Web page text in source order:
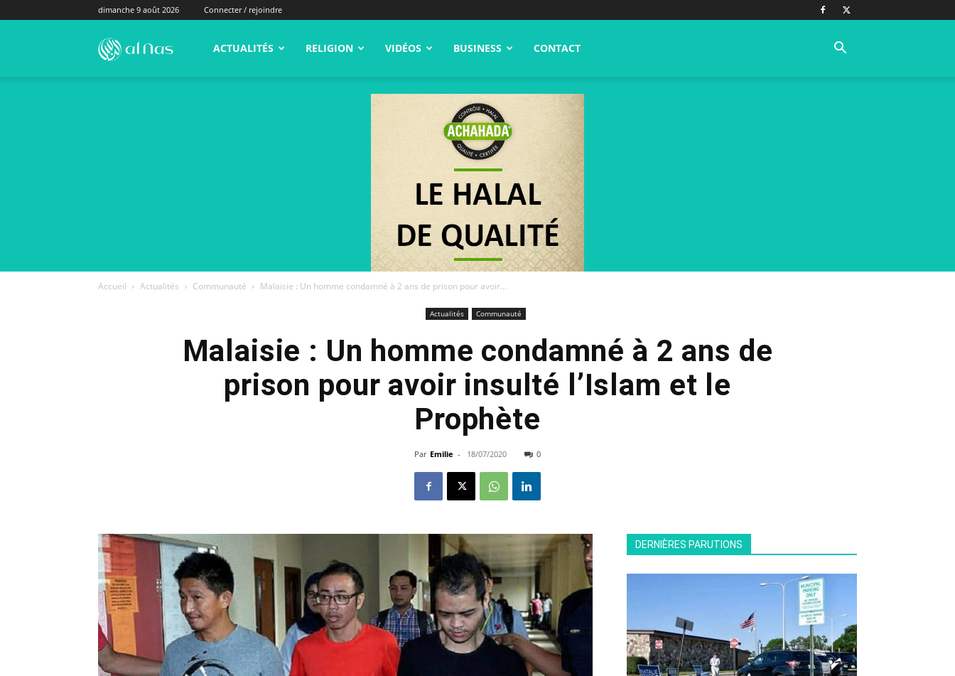
dimanche 9 août 2026 Connecter / rejoindre
alNas.fr ACTUALITÉS RELIGION VIDÉOS BUSINESS CONTACT
Accueil Actualités Communauté Malaisie : Un homme condamné à 2 ans de prison pour avoir...
Actualités Communauté
Malaisie : Un homme condamné à 2 ans de
prison pour avoir insulté l’Islam et le
Prophète
Par Emilie - 18/07/2020 0
DERNIÈRES PARUTIONS